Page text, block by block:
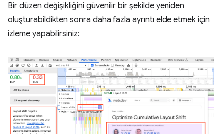
Bir düzen değişikliğini güvenilir bir şekilde yeniden
oluşturabildikten sonra daha fazla ayrıntı elde etmek için
izleme yapabilirsiniz: